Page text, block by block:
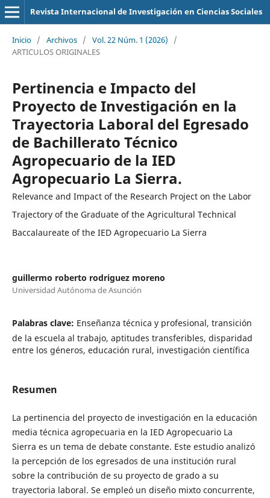
Revista Internacional de Investigación en Ciencias Sociales
Inicio / Archivos / Vol. 22 Núm. 1 (2026)
/
ARTICULOS ORIGINALES
Pertinencia e Impacto del
Proyecto de Investigación en la
Trayectoria Laboral del Egresado
de Bachillerato Técnico
Agropecuario de la IED
Agropecuario La Sierra.
Relevance and Impact of the Research Project on the Labor
Trajectory of the Graduate of the Agricultural Technical
Baccalaureate of the IED Agropecuario La Sierra
guillermo roberto rodriguez moreno
Universidad Autónoma de Asunción
Palabras clave: Enseñanza técnica y profesional, transición
de la escuela al trabajo, aptitudes transferibles, disparidad
entre los géneros, educación rural, investigación científica
Resumen
La pertinencia del proyecto de investigación en la educación
media técnica agropecuaria en la IED Agropecuario La
Sierra es un tema de debate constante. Este estudio analizó
la percepción de los egresados de una institución rural
sobre la contribución de su proyecto de grado a su
trayectoria laboral. Se empleó un diseño mixto concurrente,